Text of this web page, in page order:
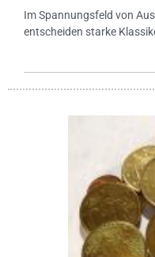
Im Spannungsfeld von
entscheiden starke